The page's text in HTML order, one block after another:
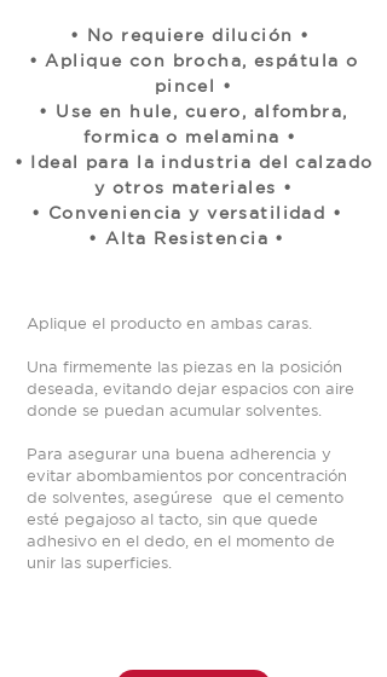
• No requiere dilución •
• Aplique con brocha, espátula o
pincel •
• Use en hule, cuero, alfombra,
formica o melamina •
• Ideal para la industria del calzado
y otros materiales •
• Conveniencia y versatilidad •
• Alta Resistencia •
Aplique el producto en ambas caras.
Una firmemente las piezas en la posición
deseada, evitando dejar espacios con aire
donde se puedan acumular solventes.
Para asegurar una buena adherencia y
evitar abombamientos por concentración
de solventes, asegúrese que el cemento
esté pegajoso al tacto, sin que quede
adhesivo en el dedo, en el momento de
unir las superficies.